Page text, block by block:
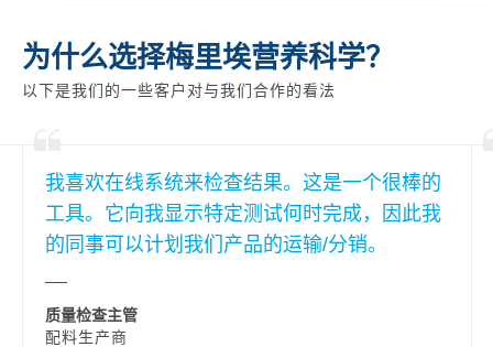
为什么选择梅里埃营养科学？
以下是我们的一些客户对与我们合作的看法
我喜欢在线系统来检查结果。这是一个很棒的
工具。它向我显示特定测试何时完成，因此我
的同事可以计划我们产品的运输/分销。
质量检查主管
配料生产商